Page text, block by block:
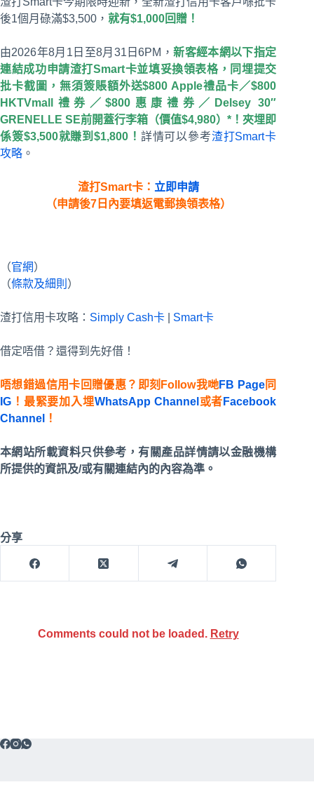
後1個月碌滿$3,500， 就有$1,000回贈！
由2026年8月1日至8月31日6PM，新客經本網以下指定
連結成功申請渣打Smart卡並填妥換領表格，同埋提交
批卡截圖，無須簽賬額外送$800 Apple禮品卡／$800
HKTVmall禮券／$800惠康禮券／Delsey 30″
GRENELLE SE前開蓋行李箱（價值$4,980）*！夾埋即
係簽$3,500就賺到$1,800！ 詳情可以參考渣打Smart卡
攻略 。
渣打Smart卡： 立即申請
（申請後7日內要填返電郵換領表格）
（官網）
（條款及細則 ）
渣打信用卡攻略： Simply Cash卡 Smart卡
借定唔借？還得到先好借！
唔想錯過信用卡回贈優惠？即刻Follow我哋FB Page同
IG ！最緊要加入埋WhatsApp Channel 或者 Facebook
Channel
！
本網站所載資料只供參考，有關產品詳情請以金融機構
所提供的資訊及/或有關連結內的內容為準。
分享
Comments could not be loaded. Retry